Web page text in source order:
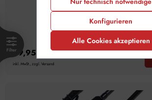
99,95 €
inkl. MwSt., zzgl. Versand
Konfigurieren
Alle Cookies akzeptieren